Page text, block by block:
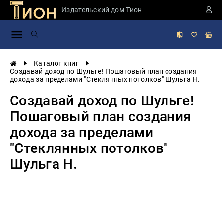
Издательский дом Тион
Каталог книг
Создавай доход по Шульге! Пошаговый план создания
дохода за пределами "Стеклянных потолков" Шульга Н.
Создавай доход по Шульге!
Пошаговый план создания
дохода за пределами
"Стеклянных потолков"
Шульга Н.
Занимательная
России
Мировая
Экономика
и
приключения
литература